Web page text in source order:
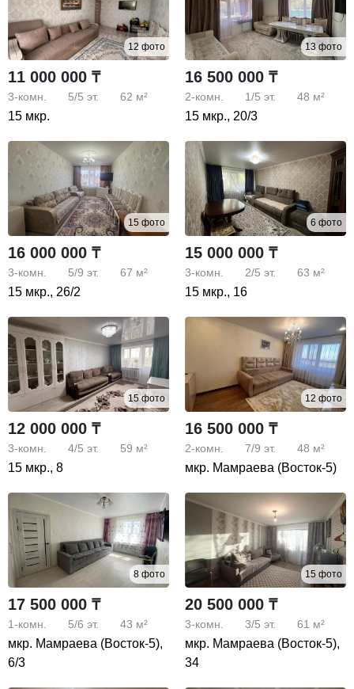
12 фото
11 000 000 ₸
3-комн. 5/5 эт. 62 м²
15 мкр.
13 фото
16 500 000 ₸
2-комн. 1/5 эт. 48 м²
15 мкр., 20/3
15 фото
16 000 000 ₸
3-комн. 5/9 эт. 67 м²
15 мкр., 26/2
6 фото
15 000 000 ₸
3-комн. 2/5 эт. 63 м²
15 мкр., 16
15 фото
12 000 000 ₸
3-комн. 4/5 эт. 59 м²
15 мкр., 8
12 фото
16 500 000 ₸
2-комн. 7/9 эт. 48 м²
мкр. Мамраева (Восток-5)
8 фото
17 500 000 ₸
1-комн. 5/6 эт. 43 м²
мкр. Мамраева (Восток-5),
6/3
15 фото
20 500 000 ₸
3-комн. 3/5 эт. 61 м²
мкр. Мамраева (Восток-5),
34